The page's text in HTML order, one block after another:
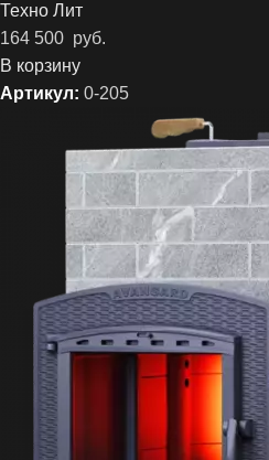
Техно Лит
164 500 руб.
В корзину
Артикул: 0-205